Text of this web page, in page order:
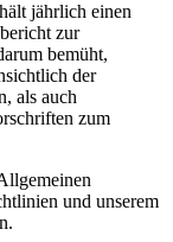
jährlich einen
zur
bemüht,
der
als auch
zum
und unserem